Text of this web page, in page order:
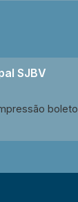
SJBV
boleto